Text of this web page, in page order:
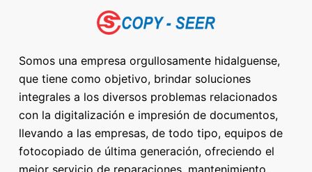
Somos una empresa orgullosamente hidalguense,
que tiene como objetivo, brindar soluciones
integrales a los diversos problemas relacionados
con la digitalización e impresión de documentos,
llevando a las empresas, de todo tipo, equipos de
fotocopiado de última generación, ofreciendo el
mejor servicio de reparaciones, mantenimiento,